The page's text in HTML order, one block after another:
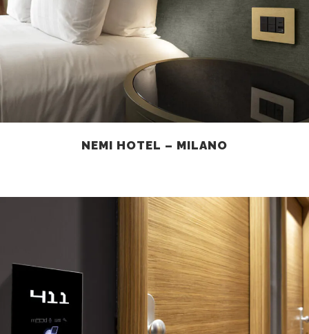
NEMI HOTEL – MILANO